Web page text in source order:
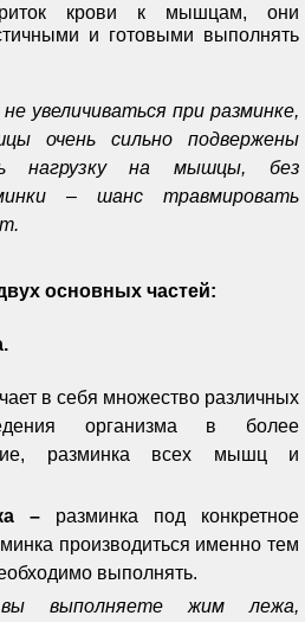
крови к мышцам, они
и готовыми выполнять
увеличиваться при разминке,
очень сильно подвержены
нагрузку на мышцы, без
– шанс травмировать
основных частей:
в себя множество различных
организма в более
разминка всех мышц и
– разминка под конкретное
производиться именно тем
выполнять.
выполняете жим лежа,